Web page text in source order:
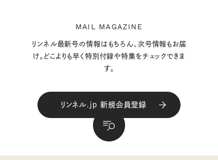
MAIL MAGAZINE
リンネル最新号の情報はもちろん、次号情報もお届
け。どこよりも早く特別付録や特集をチェックできま
す。
リンネル.jp 新規会員登録